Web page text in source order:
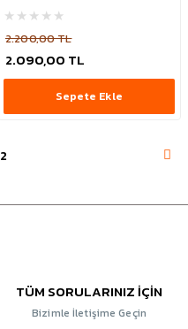
2.200,00 TL
2.090,00 TL
Sepete Ekle
2
TÜM SORULARINIZ İÇİN
Bizimle İletişime Geçin